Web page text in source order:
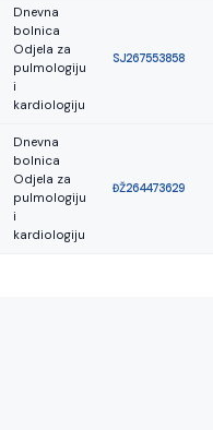
Dnevna
bolnica
Odjela za
pulmologiju
i
kardiologiju
SJ267553858
Dnevna
bolnica
Odjela za
pulmologiju
i
kardiologiju
ĐŽ264473629